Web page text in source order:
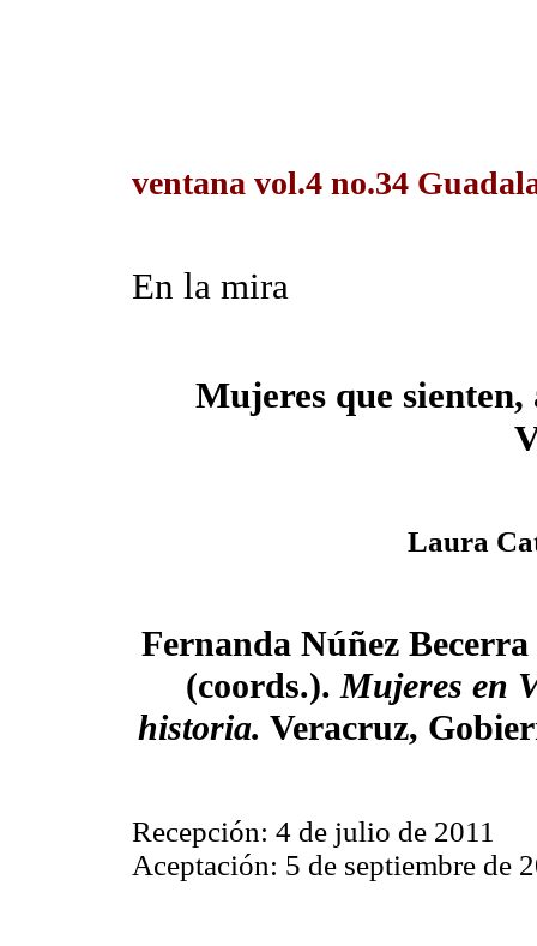
ventana vol.4 no.34
En la mira
Mujeres que
Laura
Fernanda Núñez
(coords.).Mujeres en
historia. Veracruz,
Recepción: 4 de julio de 2011
Aceptación: 5 de septiembre de